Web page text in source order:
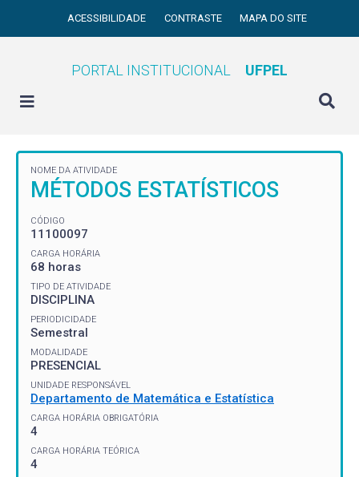
ACESSIBILIDADE CONTRASTE MAPA DO SITE
PORTAL INSTITUCIONAL UFPEL
NOME DA ATIVIDADE
MÉTODOS ESTATÍSTICOS
CÓDIGO
11100097
CARGA HORÁRIA
68 horas
TIPO DE ATIVIDADE
DISCIPLINA
PERIODICIDADE
Semestral
MODALIDADE
PRESENCIAL
UNIDADE RESPONSÁVEL
Departamento de Matemática e Estatística
CARGA HORÁRIA OBRIGATÓRIA
4
CARGA HORÁRIA TEÓRICA
4